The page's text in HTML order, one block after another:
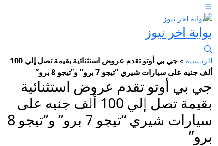
بوابة اخر نيوز
الرئيسية »
جي بي أوتو تقدم عروض استثنائية بقيمة تصل إلي 100
ألف جنيه على سيارات شيري “تيجو 7 برو” و”تيجو 8 برو”
جي بي أوتو تقدم عروض استثنائية
بقيمة تصل إلي 100 ألف جنيه على
سيارات شيري “تيجو 7 برو” و”تيجو 8
برو”